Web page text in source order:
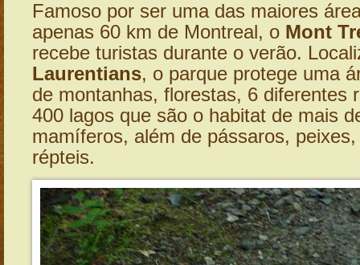
Famoso por ser uma das maiores
apenas 60 km de Montreal, o Mont
recebe turistas durante o verão.
Laurentians, o parque protege uma
de montanhas, florestas, 6 diferentes
400 lagos que são o habitat de mais
mamíferos, além de pássaros,
répteis.